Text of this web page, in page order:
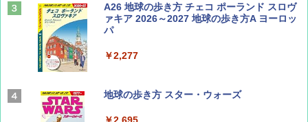
山と溪谷 2026年8月号「南アルプス大全」
￥1,540
AIRLINE（エアライン）2026年9月号【特
A26 地球の歩き方 チェコ ポーランド スロヴ
ァキア 2026～2027 地球の歩き方A ヨーロッ
パ
￥2,277
地球の歩き方 スター・ウォーズ